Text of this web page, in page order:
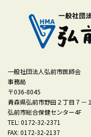
一般社団法人弘前市医師会
事務局
〒036-8045
青森県弘前市野田２丁目７－１
弘前市総合保健センター4F
TEL: 0172-32-2371
FAX: 0172-32-2137